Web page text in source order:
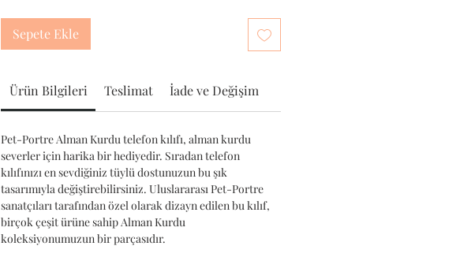
Sepete Ekle
Ürün Bilgileri Teslimat İade ve Değişim
Pet-Portre Alman Kurdu telefon kılıfı, alman kurdu
severler için harika bir hediyedir. Sıradan telefon
kılıfınızı en sevdiğiniz tüylü dostunuzun bu şık
tasarımıyla değiştirebilirsiniz. Uluslararası Pet-Portre
sanatçıları tarafından özel olarak dizayn edilen bu kılıf,
birçok çeşit ürüne sahip Alman Kurdu
koleksiyonumuzun bir parçasıdır.